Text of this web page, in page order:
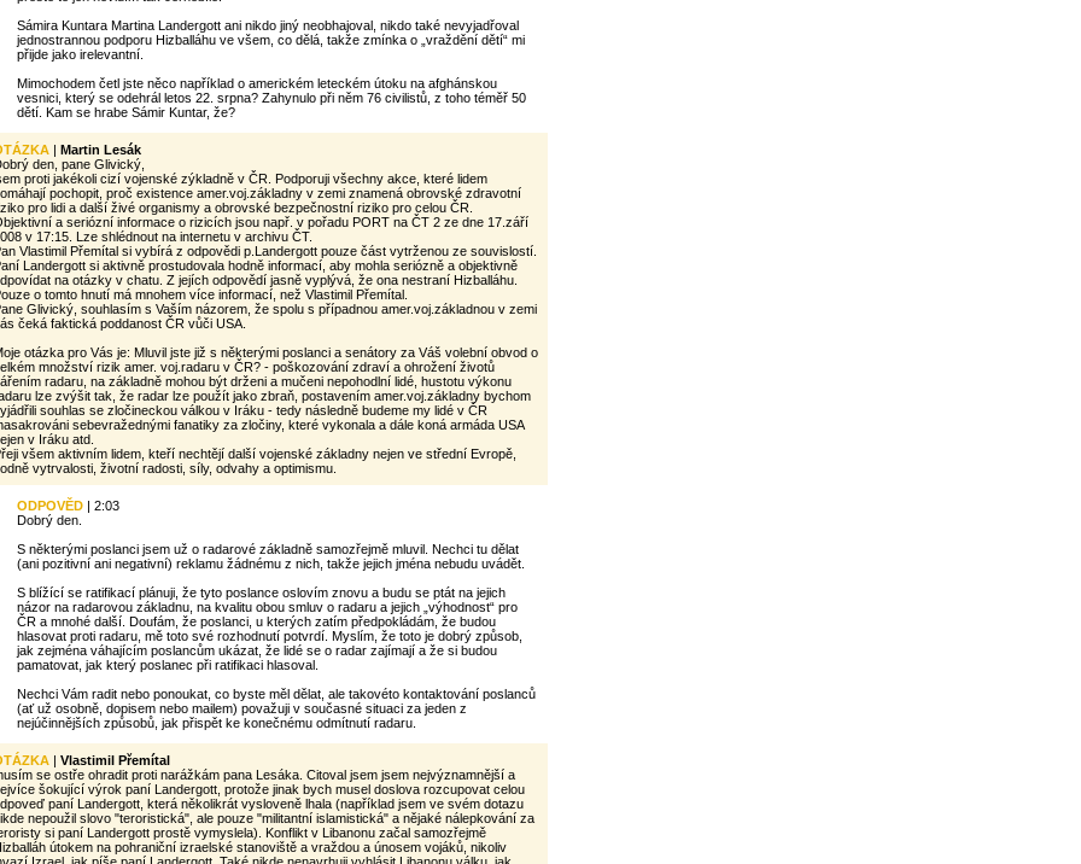
Sámira Kuntara Martina Landergott ani nikdo jiný neobhajoval, nikdo také nevyjadřoval
jednostrannou podporu Hizballáhu ve všem, co dělá, takže zmínka o „vraždění dětí“ mi
přijde jako irelevantní.
Mimochodem četl jste něco například o americkém leteckém útoku na afghánskou
vesnici, který se odehrál letos 22. srpna? Zahynulo při něm 76 civilistů, z toho téměř 50
dětí. Kam se hrabe Sámir Kuntar, že?
| Martin Lesák
den, pane Glivický,
proti jakékoli cizí vojenské zýkladně v ČR. Podporuji všechny akce, které lidem
pochopit, proč existence amer.voj.základny v zemi znamená obrovské zdravotní
pro lidi a další živé organismy a obrovské bezpečnostní riziko pro celou ČR.
a seriózní informace o rizicích jsou např. v pořadu PORT na ČT 2 ze dne 17.září
v 17:15. Lze shlédnout na internetu v archivu ČT.
Vlastimil Přemítal si vybírá z odpovědi p.Landergott pouze část vytrženou ze souvislostí.
Landergott si aktivně prostudovala hodně informací, aby mohla seriózně a objektivně
na otázky v chatu. Z jejích odpovědí jasně vyplývá, že ona nestraní Hizballáhu.
o tomto hnutí má mnohem více informací, než Vlastimil Přemítal.
Glivický, souhlasím s Vaším názorem, že spolu s případnou amer.voj.základnou v zemi
čeká faktická poddanost ČR vůči USA.
otázka pro Vás je: Mluvil jste již s některými poslanci a senátory za Váš volební obvod o
množství rizik amer. voj.radaru v ČR? - poškozování zdraví a ohrožení životů
radaru, na základně mohou být drženi a mučeni nepohodlní lidé, hustotu výkonu
lze zvýšit tak, že radar lze použít jako zbraň, postavením amer.voj.základny bychom
souhlas se zločineckou válkou v Iráku - tedy následně budeme my lidé v ČR
sebevražednými fanatiky za zločiny, které vykonala a dále koná armáda USA
v Iráku atd.
všem aktivním lidem, kteří nechtějí další vojenské základny nejen ve střední Evropě,
vytrvalosti, životní radosti, síly, odvahy a optimismu.
ODPOVĚD | 2:03
Dobrý den.
S některými poslanci jsem už o radarové základně samozřejmě mluvil. Nechci tu dělat
(ani pozitivní ani negativní) reklamu žádnému z nich, takže jejich jména nebudu uvádět.
S blížící se ratifikací plánuji, že tyto poslance oslovím znovu a budu se ptát na jejich
názor na radarovou základnu, na kvalitu obou smluv o radaru a jejich „výhodnost“ pro
ČR a mnohé další. Doufám, že poslanci, u kterých zatím předpokládám, že budou
hlasovat proti radaru, mě toto své rozhodnutí potvrdí. Myslím, že toto je dobrý způsob,
jak zejména váhajícím poslancům ukázat, že lidé se o radar zajímají a že si budou
pamatovat, jak který poslanec při ratifikaci hlasoval.
Nechci Vám radit nebo ponoukat, co byste měl dělat, ale takovéto kontaktování poslanců
(ať už osobně, dopisem nebo mailem) považuji v současné situaci za jeden z
nejúčinnějších způsobů, jak přispět ke konečnému odmítnutí radaru.
| Vlastimil Přemítal
se ostře ohradit proti narážkám pana Lesáka. Citoval jsem jsem nejvýznamnější a
šokující výrok paní Landergott, protože jinak bych musel doslova rozcupovat celou
paní Landergott, která několikrát vysloveně lhala (například jsem ve svém dotazu
nepoužil slovo "teroristická", ale pouze "militantní islamistická" a nějaké nálepkování za
si paní Landergott prostě vymyslela). Konflikt v Libanonu začal samozřejmě
útokem na pohraniční izraelské stanoviště a vraždou a únosem vojáků, nikoliv